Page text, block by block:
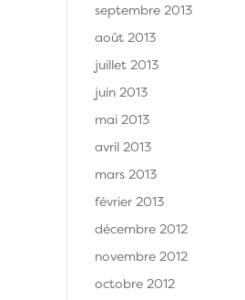
septembre 2013
août 2013
juillet 2013
juin 2013
mai 2013
avril 2013
mars 2013
février 2013
décembre 2012
novembre 2012
octobre 2012